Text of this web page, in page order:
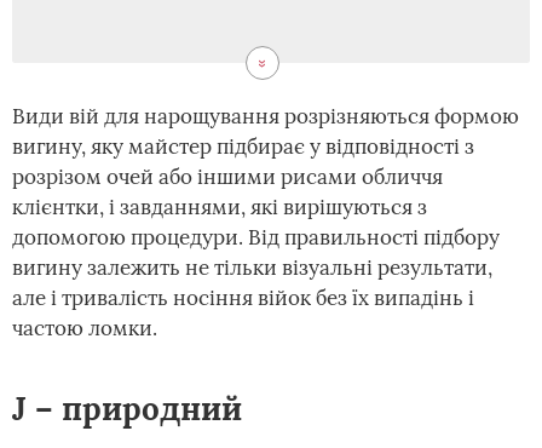
Види вій для нарощування розрізняються формою
вигину, яку майстер підбирає у відповідності з
розрізом очей або іншими рисами обличчя
клієнтки, і завданнями, які вирішуються з
допомогою процедури. Від правильності підбору
вигину залежить не тільки візуальні результати,
але і тривалість носіння війок без їх випадінь і
частою ломки.
J – природний